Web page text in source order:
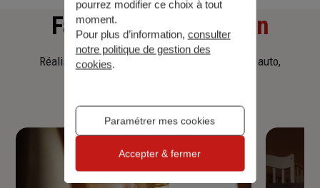
Faitesune simulation
Réalisez une simulation tarifaire d'assurance, auto,
pourrez modifier ce choix à tout
moment.
Pour plus d’information, consulter
notre politique de gestion des
cookies.
Paramétrer mes cookies
Accepter & fermer